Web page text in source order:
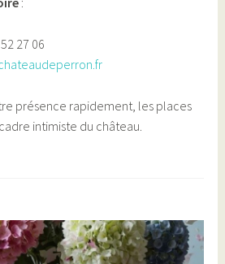
27 06
présence rapidement, les places
intimiste du château.